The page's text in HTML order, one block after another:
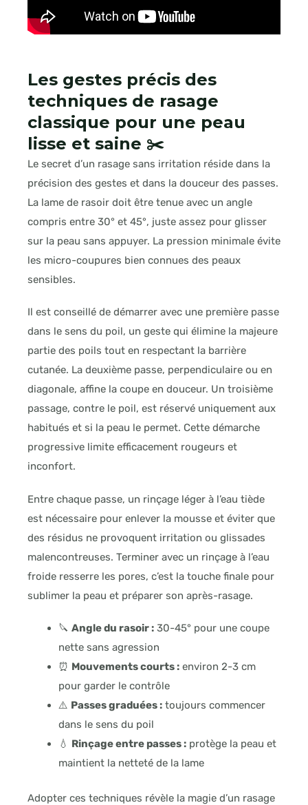
Les gestes précis des
techniques de rasage
classique pour une peau
lisse et saine ✂️
Le secret d’un rasage sans irritation réside dans la
précision des gestes et dans la douceur des passes.
La lame de rasoir doit être tenue avec un angle
compris entre 30° et 45°, juste assez pour glisser
sur la peau sans appuyer. La pression minimale évite
les micro-coupures bien connues des peaux
sensibles.
Il est conseillé de démarrer avec une première passe
dans le sens du poil, un geste qui élimine la majeure
partie des poils tout en respectant la barrière
cutanée. La deuxième passe, perpendiculaire ou en
diagonale, affine la coupe en douceur. Un troisième
passage, contre le poil, est réservé uniquement aux
habitués et si la peau le permet. Cette démarche
progressive limite efficacement rougeurs et
inconfort.
Entre chaque passe, un rinçage léger à l’eau tiède
est nécessaire pour enlever la mousse et éviter que
des résidus ne provoquent irritation ou glissades
malencontreuses. Terminer avec un rinçage à l’eau
froide resserre les pores, c’est la touche finale pour
sublimer la peau et préparer son après-rasage.
🔪 Angle du rasoir : 30-45° pour une coupe
nette sans agression
⏰ Mouvements courts : environ 2-3 cm
pour garder le contrôle
⚠️ Passes graduées : toujours commencer
dans le sens du poil
💧 Rinçage entre passes : protège la peau et
maintient la netteté de la lame
Adopter ces techniques révèle la magie d’un rasage